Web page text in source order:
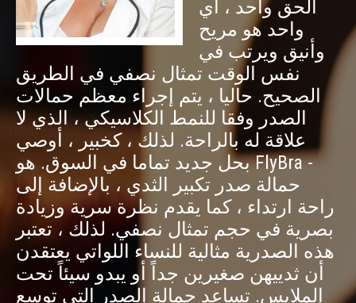
الحق واحد ، أي
واحد هو مريح
وأنيق ويرتب في
نفس الوقت تمثال نصفي في الطريق
الصحيح. حاليا ، يتم إجراء معظم حمالات
الصدر وفقا للنمط الكلاسيكي ، الذي لا
علاقة له بالراحة. لذلك ، كخبير ، أوصي
بحل جديد تماما في السوق. هو FlyBra -
حمالة صدر تكبير الثدي ، بالإضافة إلى
راحة ارتداء ، كما يقدم نظرة سرية وزيادة
بصرية في حجم تمثال نصفي. لذلك ، تعتبر
هذه الصدرية مثالية للنساء اللواتي يعتقدن
أن ثدييهن صغيرين جداً أو يبدو سيئاً تحت
الملابس. تساعد حمالة الصدر التي توسع